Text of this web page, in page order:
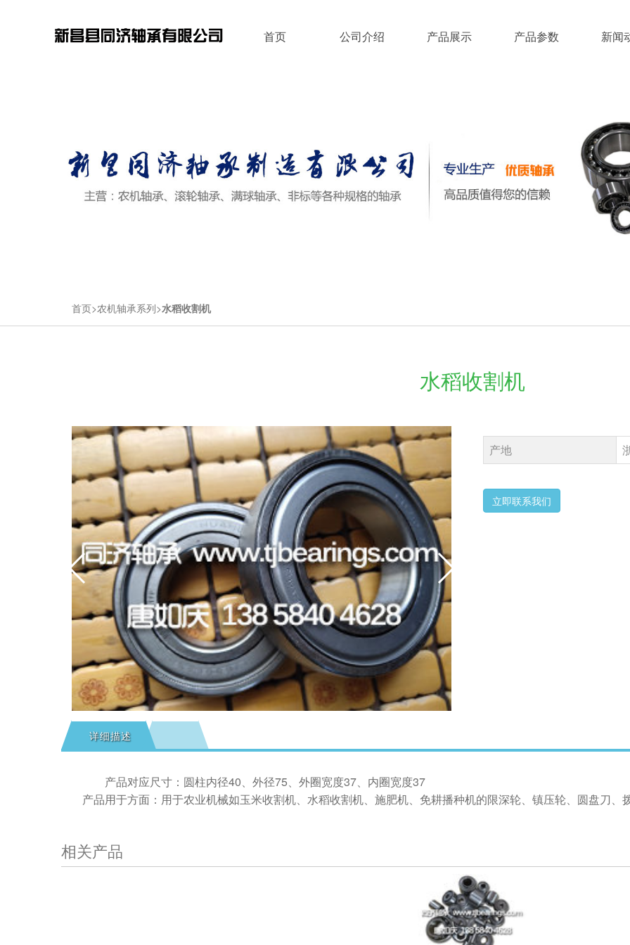
首页 公司介绍 产品展示 产品参数 新闻
首页 农机轴承系列 水稻收割机
水稻收割机
产地
立即联系我们
详细描述
产品对应尺寸：圆柱内径40、外径75、外圈宽度37、内圈宽度37
产品用于方面：用于农业机械如玉米收割机、水稻收割机、施肥机、免耕播种机的限深轮、镇压轮、圆盘刀、
相关产品